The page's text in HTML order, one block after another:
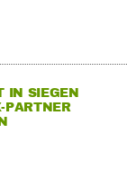
IN SIEGEN
PARTNER